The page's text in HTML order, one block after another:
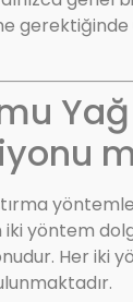
gerektiğinde
Yağ
iki yöntem
Her iki